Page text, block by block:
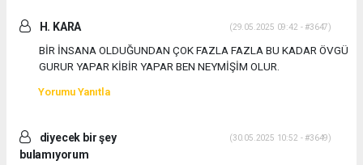
H. KARA (29.05.2025 09:42 - #3647)
BİR İNSANA OLDUĞUNDAN ÇOK FAZLA FAZLA BU KADAR ÖVGÜ
GURUR YAPAR KİBİR YAPAR BEN NEYMİŞİM OLUR.
Yorumu Yanıtla
diyecek bir şey
bulamıyorum
(30.05.2025 10:52 - #3649)